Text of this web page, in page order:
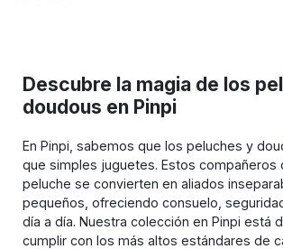
Descubre la magia de los
doudous en Pinpi
En Pinpi, sabemos que los peluches y
que simples juguetes. Estos compañeros
peluche se convierten en aliados
pequeños, ofreciendo consuelo,
día a día. Nuestra colección en Pinpi está
cumplir con los más altos estándares de